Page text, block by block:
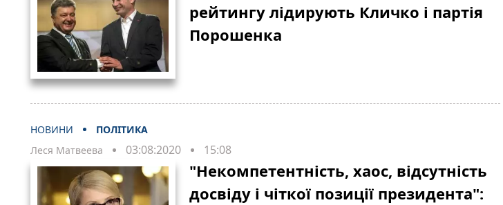
рейтингу лідирують Кличко і партія
Порошенка
НОВИНИ
ПОЛІТИКА
Леся Матвеева
03:08:2020 15:08
"Некомпетентність, хаос, відсутність
досвіду і чіткої позиції президента":